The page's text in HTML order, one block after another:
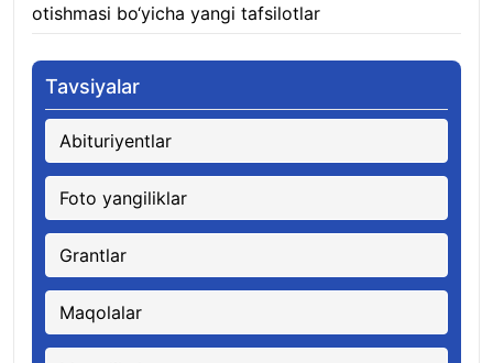
otishmasi bo‘yicha yangi tafsilotlar
Tavsiyalar
Abituriyentlar
Foto yangiliklar
Grantlar
Maqolalar